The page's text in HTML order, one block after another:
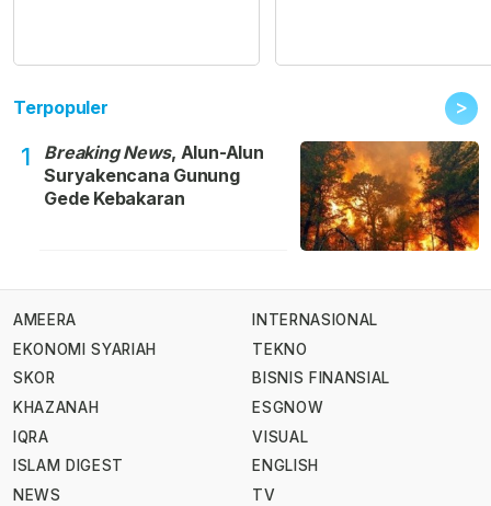
Terpopuler >
1 Breaking News, Alun-Alun
Suryakencana Gunung
Gede Kebakaran
AMEERA
EKONOMI SYARIAH
SKOR
KHAZANAH
IQRA
ISLAM DIGEST
NEWS
INTERNASIONAL
TEKNO
BISNIS FINANSIAL
ESGNOW
VISUAL
ENGLISH
TV